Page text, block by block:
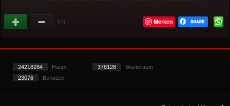
(+1) Merken
24218284 Haupt 378128
Warteraum
23076
Benutzer